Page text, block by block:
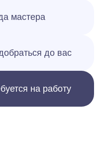
мастера
до вас
на работу